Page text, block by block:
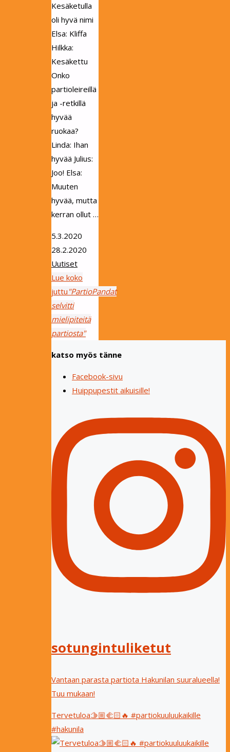
Kesäketulla
oli hyvä nimi
Elsa: Kliffa
Hilkka:
Kesäkettu
Onko
partioleireillä
ja -retkillä
hyvää
ruokaa?
Linda: Ihan
hyvää Julius:
Joo! Elsa:
Muuten
hyvää, mutta
kerran ollut …
5.3.2020
28.2.2020
Uutiset
Lue koko
juttu "PartioPandat
selvitti
mielipiteitä
partiosta"
katso myös tänne
Facebook-sivu
Huippupestit aikuisille!
sotungintuliketut
Vantaan parasta partiota Hakunilan suuralueella!
Tuu mukaan!
Tervetuloa🫱🏼‍🫲🏻🔥 #partiokuuluukaikille
#hakunila